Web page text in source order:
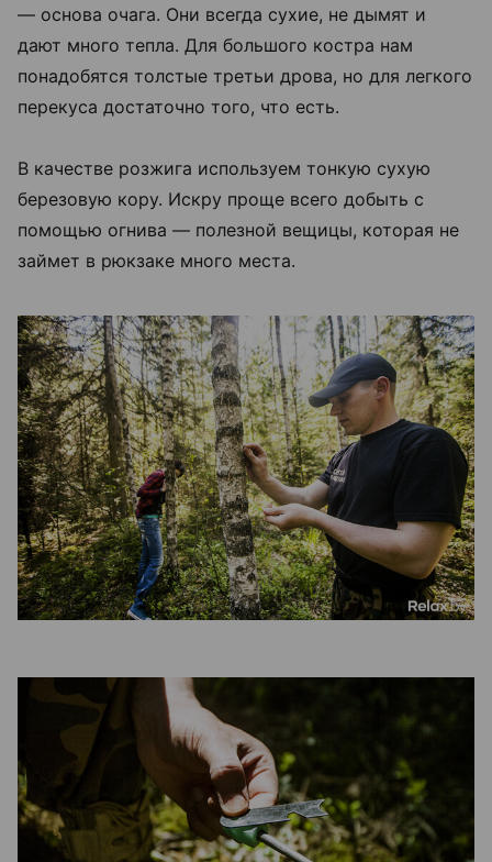
— основа очага. Они всегда сухие, не дымят и
дают много тепла. Для большого костра нам
понадобятся толстые третьи дрова, но для легкого
перекуса достаточно того, что есть.
В качестве розжига используем тонкую сухую
березовую кору. Искру проще всего добыть с
помощью огнива — полезной вещицы, которая не
займет в рюкзаке много места.